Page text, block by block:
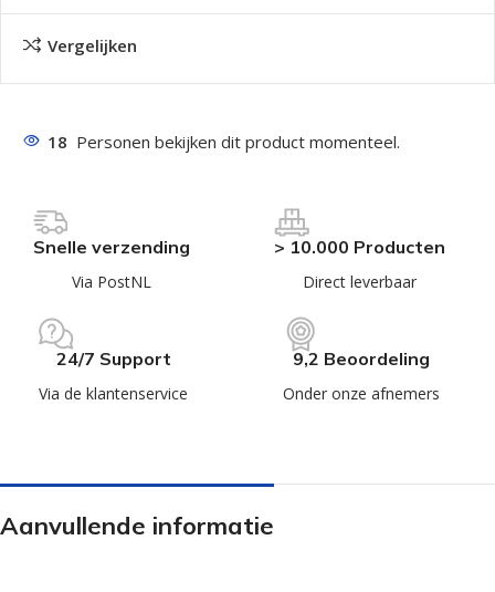
Vergelijken
18 Personen bekijken dit product momenteel.
Snelle verzending
Via PostNL
> 10.000 Producten
Direct leverbaar
24/7 Support
Via de klantenservice
9,2 Beoordeling
Onder onze afnemers
Aanvullende informatie